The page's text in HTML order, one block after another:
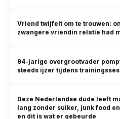
Vriend twijfelt om te trouwen:
zwangere vriendin relatie had
94-jarige overgrootvader
steeds ijzer tijdens
Deze Nederlandse dude leeft
lang zonder suiker, junk food
en dit is wat er gebeurde